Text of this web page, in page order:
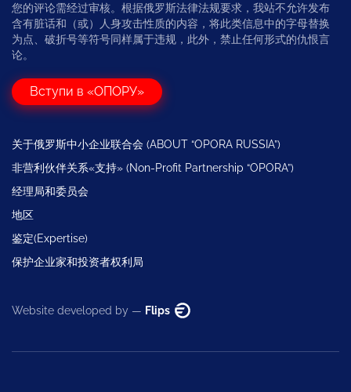
您的评论需经过审核。根据俄罗斯法律法规要求，我站不允许发布
含有脏话和（或）人身攻击性质的内容，将此类信息中的字母替换
为点、破折号等符号同样属于违规，此外，禁止任何形式的仇恨言
论。
Вступи в «ОПОРУ»
关于俄罗斯中小企业联合会 (ABOUT “OPORA RUSSIA”)
非营利伙伴关系«支持» (Non-Profit Partnership “OPORA”)
经理局和委员会
地区
鉴定(Expertise)
保护企业家和投资者权利局
Website developed by — Flips